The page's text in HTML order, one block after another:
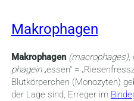
Makrophagen
Makrophagen (macrophages),
phagein„essen“ =
Blutkörperchen (Monozyten)
der Lage sind, Erreger im